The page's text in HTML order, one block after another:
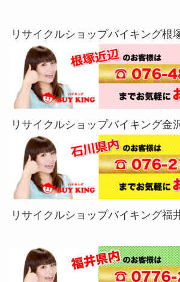
リサイクルショップバイキング根
リサイクルショップバイキング金
リサイクルショップバイキング福